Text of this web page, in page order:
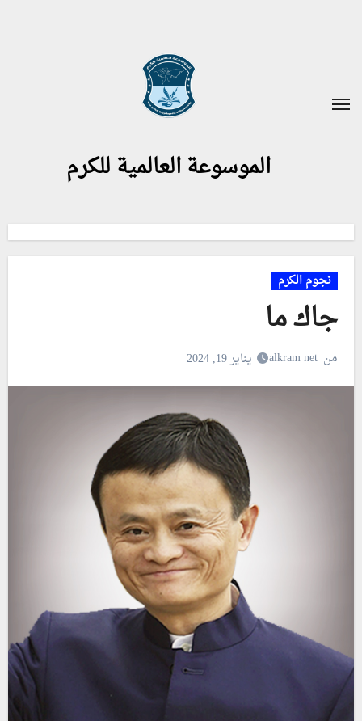
الموسوعة العالمية للكرم
نجوم الكرم
جاك ما
من alkram net يناير 19, 2024